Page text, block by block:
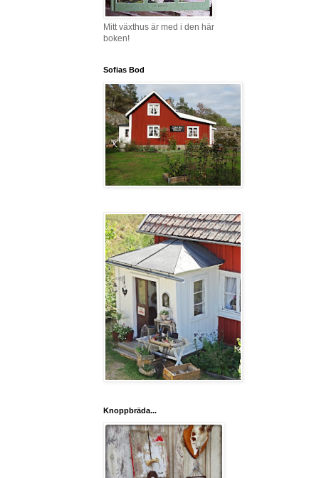
Mitt växthus är med i den här
boken!
Sofias Bod
Knoppbräda...